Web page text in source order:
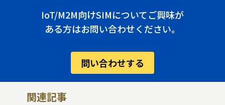
IoT/M2M向けSIMについてご興味が
ある方はお問い合わせください。
問い合わせする
関連記事